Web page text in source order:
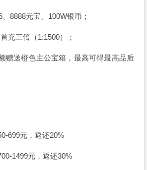
8888元宝、100W银币；
充三倍（1:1500）；
赠送橙色主公宝箱，最高可得最高品质
699元，返还20%
1499元，返还30%